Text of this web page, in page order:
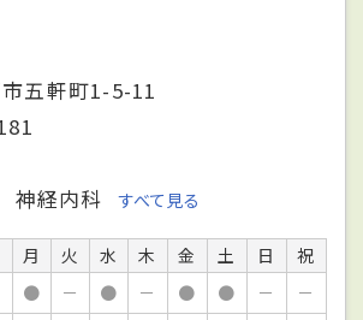
五軒町1-5-11
神経内科 すべて見る
月 火 水 木 金 土 日
祝
● － ● － ● ● －
－